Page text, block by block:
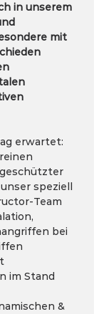
in unserem
mit
erwartet:
speziell
Team
bei
im Stand
&